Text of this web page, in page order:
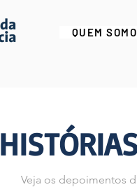
QUEM
Veja os depoimentos